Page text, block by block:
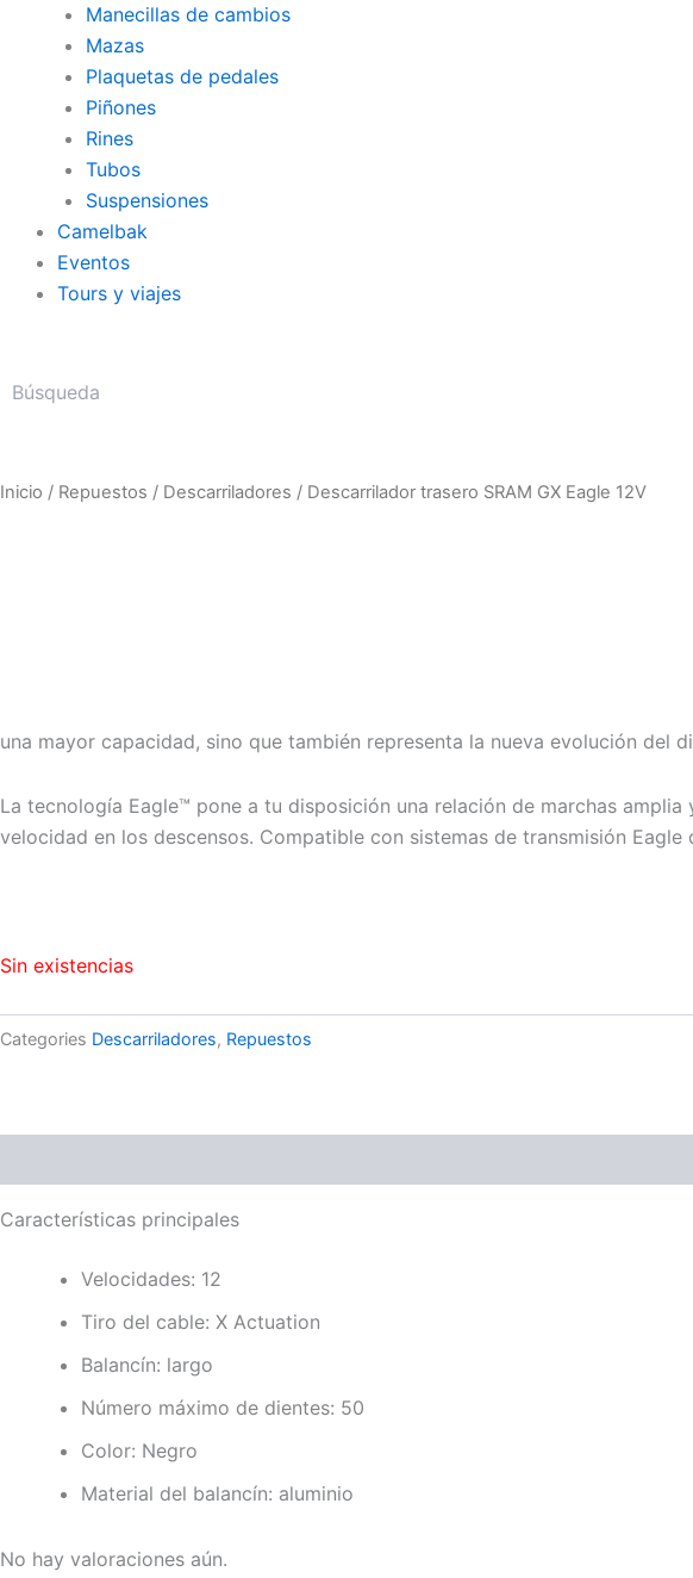
Manecillas de cambios
Mazas
Plaquetas de pedales
Piñones
Rines
Tubos
Suspensiones
Camelbak
Eventos
Tours y viajes
Inicio / Repuestos / Descarriladores / Descarrilador trasero SRAM GX Eagle 12V
una mayor capacidad, sino que también representa la nueva evolución del
La tecnología Eagle™ pone a tu disposición una relación de marchas
velocidad en los descensos. Compatible con sistemas de transmisión Eagle
Sin existencias
Categories Descarriladores, Repuestos
Características principales
Velocidades: 12
Tiro del cable: X Actuation
Balancín: largo
Número máximo de dientes: 50
Color: Negro
Material del balancín: aluminio
No hay valoraciones aún.